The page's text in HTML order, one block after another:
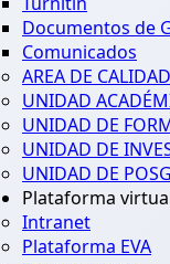
Documentos de
Comunicados
AREA DE CALIDAD
UNIDAD
UNIDAD DE
UNIDAD DE
UNIDAD DE
Plataforma
Intranet
Plataforma EVA